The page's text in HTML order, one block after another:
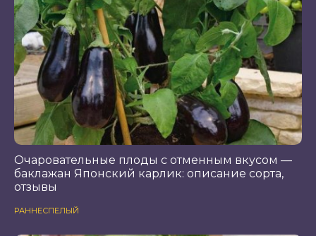
Очаровательные плоды с отменным вкусом —
баклажан Японский карлик: описание сорта,
отзывы
РАННЕСПЕЛЫЙ